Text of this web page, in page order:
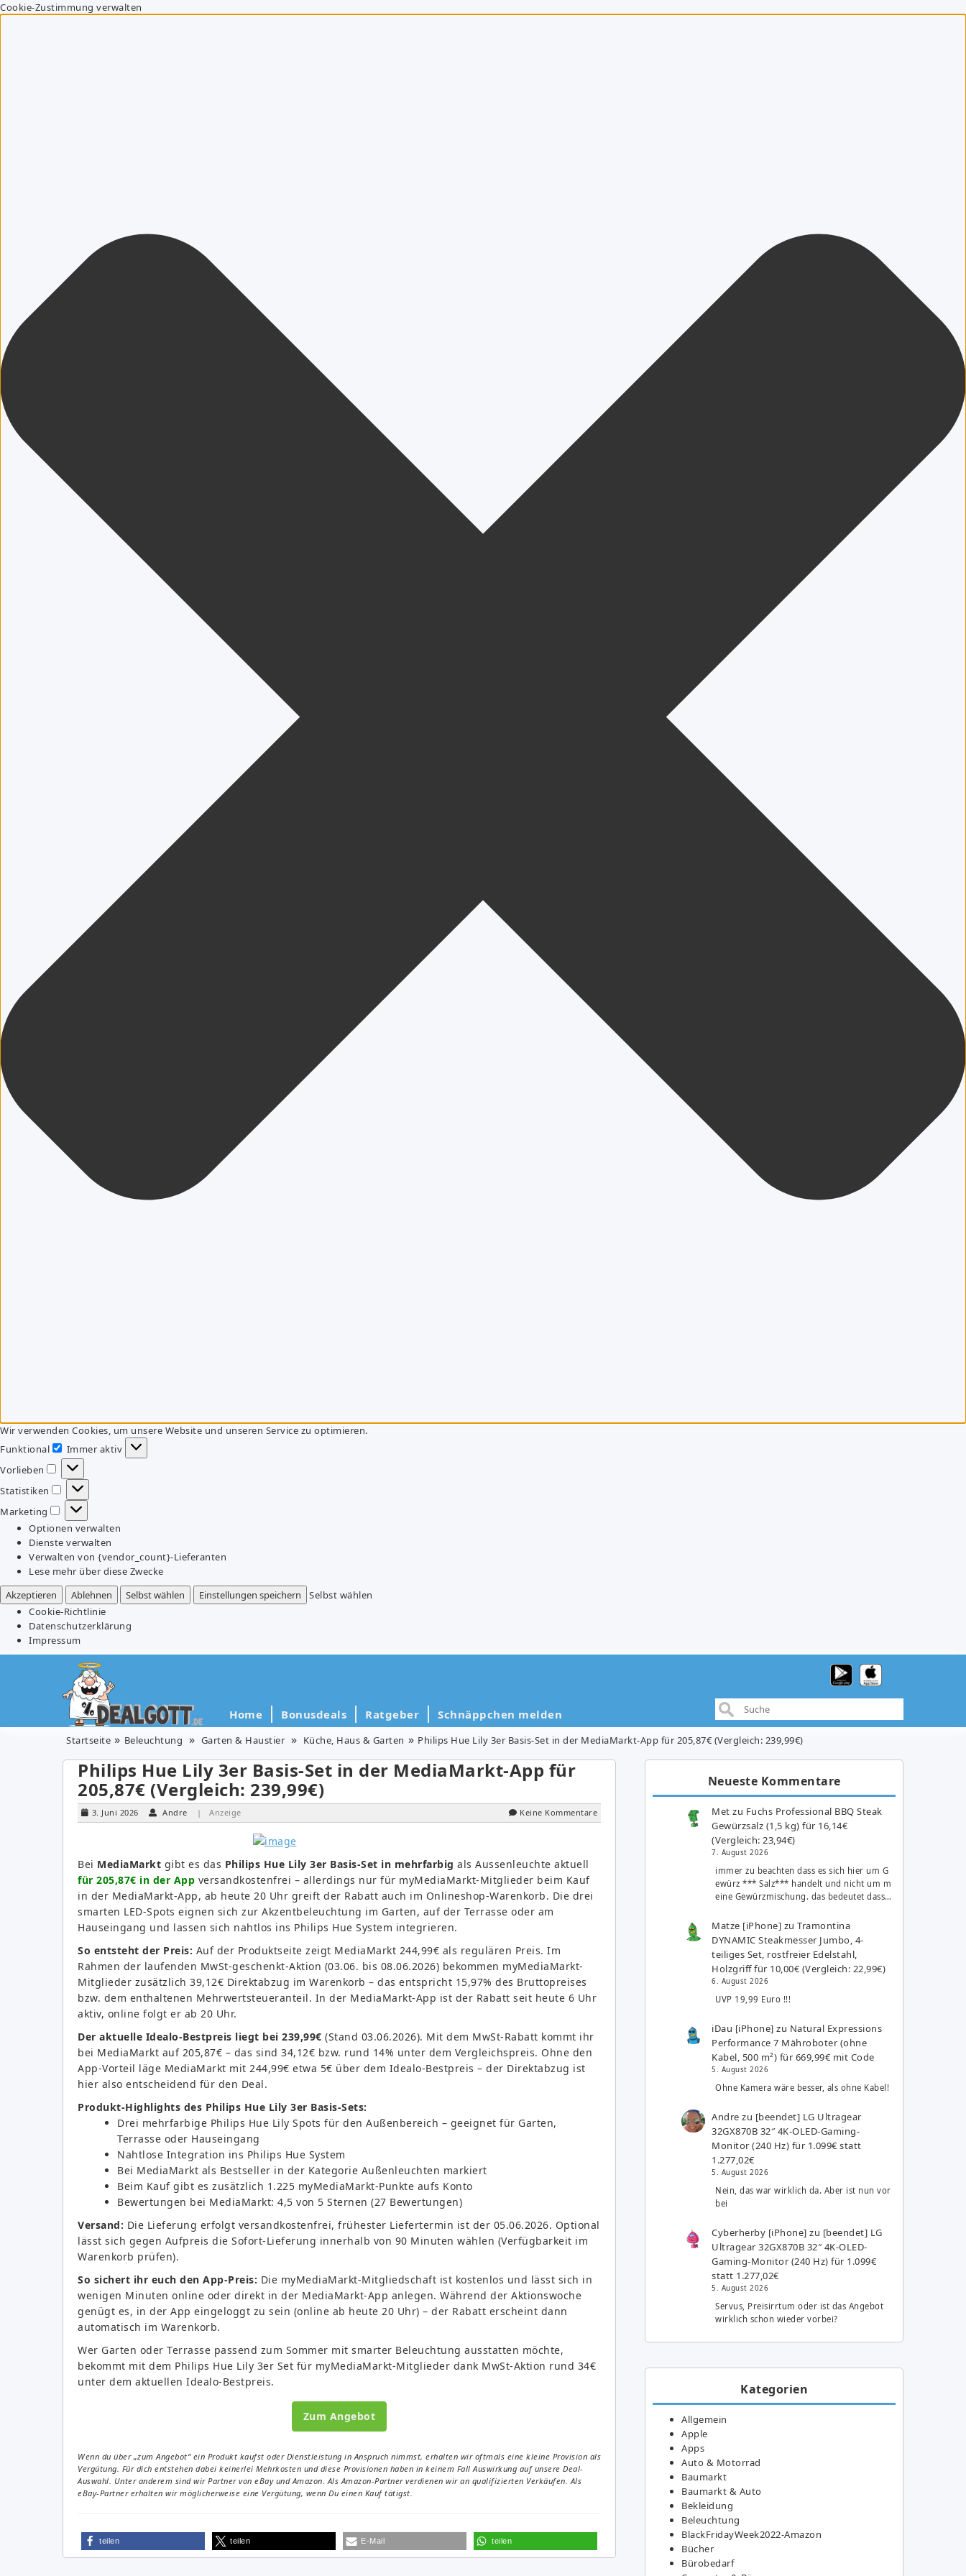
Cookie-Zustimmung verwalten
Wir verwenden Cookies, um unsere Website und unseren Service zu optimieren.
Funktional
Funktional
Immer aktiv
Vorlieben
Vorlieben
Statistiken
Statistiken
Marketing
Marketing
Optionen verwalten
Dienste verwalten
Verwalten von {vendor_count}-Lieferanten
Lese mehr über diese Zwecke
Akzeptieren
Ablehnen Selbst wählen Einstellungen speichern
Selbst wählen
Cookie-Richtlinie
Datenschutzerklärung
Impressum
Home Bonusdeals Ratgeber Schnäppchen melden
Startseite Beleuchtung Garten & Haustier Küche, Haus & Garten Philips Hue Lily 3er Basis-Set in der MediaMarkt-App für 205,87€ (Vergleich: 239,99€)
Philips Hue Lily 3er Basis-Set in der MediaMarkt-App für
205,87€ (Vergleich: 239,99€)
3. Juni 2026 Andre | Anzeige Keine Kommentare
Bei MediaMarkt gibt es das Philips Hue Lily 3er Basis-Set in mehrfarbig als Aussenleuchte aktuell
für 205,87€ in der App versandkostenfrei – allerdings nur für myMediaMarkt-Mitglieder beim Kauf
in der MediaMarkt-App, ab heute 20 Uhr greift der Rabatt auch im Onlineshop-Warenkorb. Die drei
smarten LED-Spots eignen sich zur Akzentbeleuchtung im Garten, auf der Terrasse oder am
Hauseingang und lassen sich nahtlos ins Philips Hue System integrieren.
So entsteht der Preis: Auf der Produktseite zeigt MediaMarkt 244,99€ als regulären Preis. Im
Rahmen der laufenden MwSt-geschenkt-Aktion (03.06. bis 08.06.2026) bekommen myMediaMarkt-
Mitglieder zusätzlich 39,12€ Direktabzug im Warenkorb – das entspricht 15,97% des Bruttopreises
bzw. dem enthaltenen Mehrwertsteueranteil. In der MediaMarkt-App ist der Rabatt seit heute 6 Uhr
aktiv, online folgt er ab 20 Uhr.
Der aktuelle Idealo-Bestpreis liegt bei 239,99€ (Stand 03.06.2026). Mit dem MwSt-Rabatt kommt ihr
bei MediaMarkt auf 205,87€ – das sind 34,12€ bzw. rund 14% unter dem Vergleichspreis. Ohne den
App-Vorteil läge MediaMarkt mit 244,99€ etwa 5€ über dem Idealo-Bestpreis – der Direktabzug ist
hier also entscheidend für den Deal.
Produkt-Highlights des Philips Hue Lily 3er Basis-Sets:
Drei mehrfarbige Philips Hue Lily Spots für den Außenbereich – geeignet für Garten,
Terrasse oder Hauseingang
Nahtlose Integration ins Philips Hue System
Bei MediaMarkt als Bestseller in der Kategorie Außenleuchten markiert
Beim Kauf gibt es zusätzlich 1.225 myMediaMarkt-Punkte aufs Konto
Bewertungen bei MediaMarkt: 4,5 von 5 Sternen (27 Bewertungen)
Versand: Die Lieferung erfolgt versandkostenfrei, frühester Liefertermin ist der 05.06.2026. Optional
lässt sich gegen Aufpreis die Sofort-Lieferung innerhalb von 90 Minuten wählen (Verfügbarkeit im
Warenkorb prüfen).
So sichert ihr euch den App-Preis: Die myMediaMarkt-Mitgliedschaft ist kostenlos und lässt sich in
wenigen Minuten online oder direkt in der MediaMarkt-App anlegen. Während der Aktionswoche
genügt es, in der App eingeloggt zu sein (online ab heute 20 Uhr) – der Rabatt erscheint dann
automatisch im Warenkorb.
Wer Garten oder Terrasse passend zum Sommer mit smarter Beleuchtung ausstatten möchte,
bekommt mit dem Philips Hue Lily 3er Set für myMediaMarkt-Mitglieder dank MwSt-Aktion rund 34€
unter dem aktuellen Idealo-Bestpreis.
Zum Angebot
Wenn du über „zum Angebot“ ein Produkt kaufst oder Dienstleistung in Anspruch nimmst, erhalten wir oftmals eine kleine Provision als
Vergütung. Für dich entstehen dabei keinerlei Mehrkosten und diese Provisionen haben in keinem Fall Auswirkung auf unsere Deal-
Auswahl. Unter anderem sind wir Partner von eBay und Amazon. Als Amazon-Partner verdienen wir an qualifizierten Verkäufen. Als
eBay-Partner erhalten wir möglicherweise eine Vergütung, wenn Du einen Kauf tätigst.
teilen teilen E-Mail teilen
Neueste Kommentare
Met zu Fuchs Professional BBQ Steak
Gewürzsalz (1,5 kg) für 16,14€
(Vergleich: 23,94€)
7. August 2026
immer zu beachten dass es sich hier um G
ewürz *** Salz*** handelt und nicht um m
eine Gewürzmischung. das bedeutet dass…
Matze [iPhone] zuTramontina
DYNAMIC Steakmesser Jumbo, 4-
teiliges Set, rostfreier Edelstahl,
Holzgriff für 10,00€ (Vergleich: 22,99€)
6. August 2026
UVP 19,99 Euro !!!
iDau [iPhone] zu Natural Expressions
Performance 7 Mähroboter (ohne
Kabel, 500 m²) für 669,99€ mit Code
5. August 2026
Ohne Kamera wäre besser, als ohne Kabel!
Andre zu [beendet] LG Ultragear
32GX870B 32″ 4K-OLED-Gaming-
Monitor (240 Hz) für 1.099€ statt
1.277,02€
5. August 2026
Nein, das war wirklich da. Aber ist nun vor
bei
Cyberherby [iPhone] zu [beendet] LG
Ultragear 32GX870B 32″ 4K-OLED-
Gaming-Monitor (240 Hz) für 1.099€
statt 1.277,02€
5. August 2026
Servus, Preisirrtum oder ist das Angebot
wirklich schon wieder vorbei?
Kategorien
Allgemein
Apple
Apps
Auto & Motorrad
Baumarkt
Baumarkt & Auto
Bekleidung
Beleuchtung
BlackFridayWeek2022-Amazon
Bücher
Bürobedarf